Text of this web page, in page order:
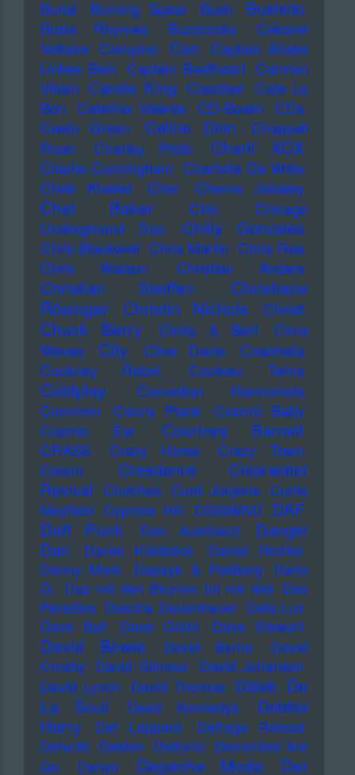
Burial Burning Spear Bush Bushido
Busta Rhymes Buzzcocks
Cabaret
Voltaire Campino Can
Captain Ahabs
Linkes Bein Captain Beefheart Carmen
Villain Carole King Cassiber Cate Le
Bon
Caterina Valente CD-Boxen
CDs
Ceelo Green
Celine Dion
Chappell
Roan
Charley Pride Charli XCX
Charlie Cunningham Charlotte De Witte
Cheb Khaled
Cher Cherno Jobatey
Chet Baker Chic
Chicago
Underground Duo
Chilly Gonzales
Chris Blackwell Chris Martin Chris Rea
Chris Watson
Christian Anders
Christian Steiffen
Christiane
Rösinger
Christin Nichols Christl
Chuck Berry Cindy & Bert
Circa
Waves
City Clive Davis
Coachella
Cockney Rebel
Cocteau Twins
Coldplay
Comedian Harmonists
Common
Conny Plank
Cosmic Baby
Cosmic Ear
Courtney Barnett
CRASS Crazy Horse Crazy Town
Cream
Creedence Clearwater
Revival
Crutches Curd Jürgens Curtis
Mayfield Cypress Hill D3SM6ND DAF
Daft Punk Dan Auerbach
Danger
Dan
Daniel Küblböck
Daniel Richter
Danny Mark
Dapayk & Padberg
Dario
G. Das mit den Blumen tut mir leid Das
Paradies Dascha Dauenhauer Data Luv
Dave Ball
Dave Grohl Dave Stewart
David Bowie David Byrne
David
Crosby David Gilmour David Johansen
David Lynch David Thomas Dälek De
La Soul
Dead Kennedys
Debbie
Harry
Def Leppard
Defrage Reload
Defunkt Dekker Delfonic Demented Are
Go
Denyo Depeche Mode
Der